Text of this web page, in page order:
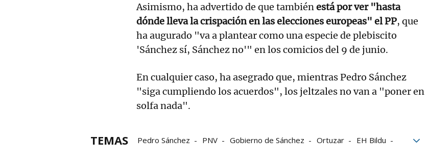
Asimismo, ha advertido de que tambiénestá por ver "hasta
dónde lleva la crispación en las elecciones europeas" el PP, que
ha augurado "va a plantear como una especie de plebiscito
'Sánchez sí, Sánchez no'" en los comicios del 9 de junio.
En cualquier caso, ha asegrado que, mientras Pedro Sánchez
"siga cumpliendo los acuerdos", los jeltzales no van a "poner en
solfa nada".
TEMAS Pedro Sánchez PNV Gobierno de Sánchez Ortuzar
EH Bildu